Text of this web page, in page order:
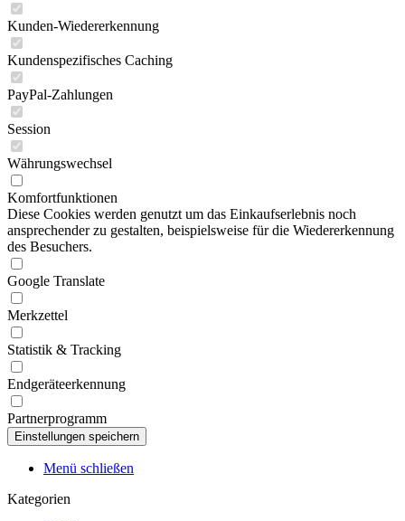
Kunden-Wiedererkennung
Kundenspezifisches Caching
PayPal-Zahlungen
Session
Währungswechsel
Komfortfunktionen
Diese Cookies werden genutzt um das Einkaufserlebnis noch
ansprechender zu gestalten, beispielsweise für die Wiedererkennung
des Besuchers.
Google Translate
Merkzettel
Statistik & Tracking
Endgeräteerkennung
Partnerprogramm
Menü schließen
Kategorien